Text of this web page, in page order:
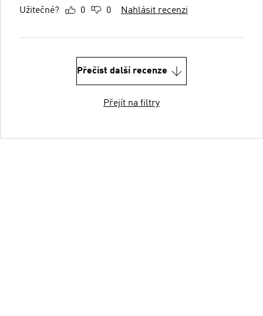
Užitečné? 0 0 Nahlásit recenzi
Přečíst další recenze
Přejít na filtry